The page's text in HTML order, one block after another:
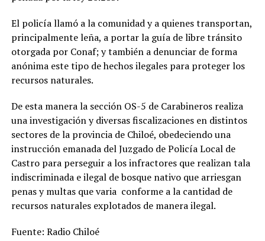
El policía llamó a la comunidad y a quienes transportan,
principalmente leña, a portar la guía de libre tránsito
otorgada por Conaf; y también a denunciar de forma
anónima este tipo de hechos ilegales para proteger los
recursos naturales.
De esta manera la sección OS-5 de Carabineros realiza
una investigación y diversas fiscalizaciones en distintos
sectores de la provincia de Chiloé, obedeciendo una
instrucción emanada del Juzgado de Policía Local de
Castro para perseguir a los infractores que realizan tala
indiscriminada e ilegal de bosque nativo que arriesgan
penas y multas que varia conforme a la cantidad de
recursos naturales explotados de manera ilegal.
Fuente: Radio Chiloé